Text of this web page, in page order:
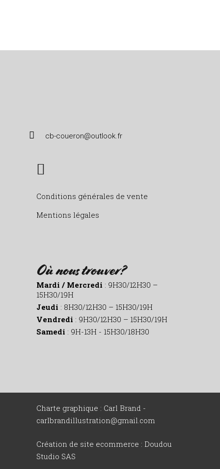
cb-coueron@outlook.fr
Conditions générales de vente
Mentions légales
Où nous trouver?
Mardi / Mercredi : 9H30/12H30 –
15H30/19H
Jeudi : 8H30/12H30 – 15H30/19H
Vendredi : 9H30/12H30 – 15H30/19H
Samedi : 9H-13H - 15H30/18H30
Charte graphique : Carl Brand -
carlbrandillustration@gmail.com
Création de site ecommerce : Doudou
Studio SAS